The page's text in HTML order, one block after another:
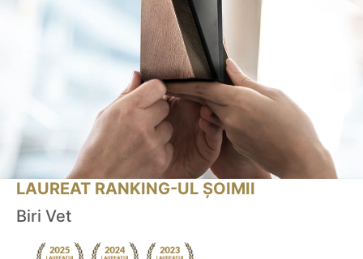
LAUREAT RANKING-UL ȘOIMII
Biri Vet